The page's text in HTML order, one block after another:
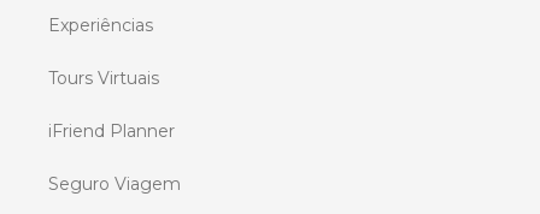
Experiências
Tours Virtuais
iFriend Planner
Seguro Viagem